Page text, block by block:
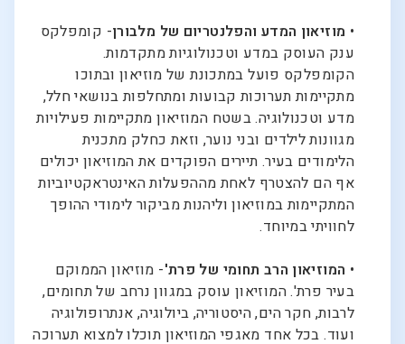
• מוזיאון המדע והפלנטריום של מלבורן- קומפלקס
ענק העוסק במדע וטכנולוגיות מתקדמות.
הקומפלקס פועל במתכונת של מוזיאון ובתוכו
מתקיימות תערוכות קבועות ומתחלפות בנושאי חלל,
מדע וטכנולוגיה. בשטח המוזיאון מתקיימות פעילויות
מגוונות לילדים ובני נוער, וזאת כחלק מתכנית
הלימודים בעיר. תיירים הפוקדים את המוזיאון יכולים
אף הם להצטרף לאחת מההפעלות האינטראקטיוביות
המתקיימות במוזיאון וליהנות מביקור לימודי ההופך
לחוויתי במיוחד.
• המוזיאון הרב תחומי של פרת'- מוזיאון הממוקם
בעיר פרת'. המוזיאון עוסק במגוון נרחב של תחומים,
לרבות, חקר הים, היסטוריה, ביולוגיה, אנתרופולוגיה
ועוד. בכל אחד מאגפי המוזיאון תוכלו למצוא תערוכה